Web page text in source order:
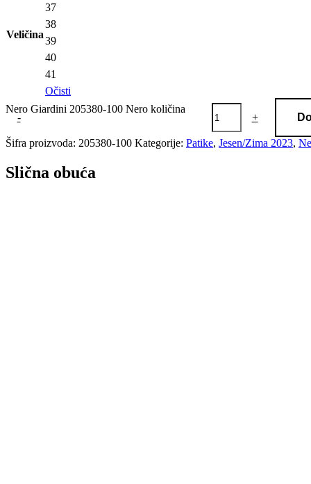
Veličina
37
38
39
40
41
Očisti
-
Nero Giardini 205380-100 Nero količina
+
Šifra proizvoda: 205380-100 Kategorije: Patike, Jesen/Zima 2023,
Slična obuća